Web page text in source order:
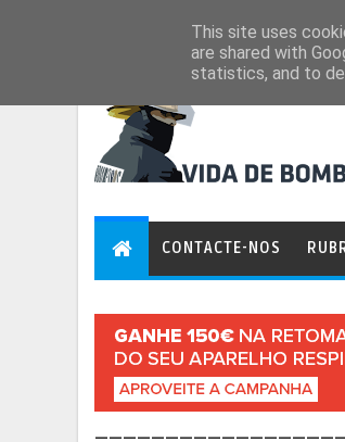
CONTACTE-NOS
This site uses
are shared with
statistics, and to